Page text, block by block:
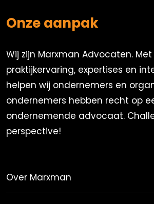
Onze aanpak
Wij zijn Marxman Advocaten. Met
praktijkervaring, expertises en
helpen wij ondernemers en
ondernemers hebben recht op
ondernemende advocaat.
perspective!
Over Marxman